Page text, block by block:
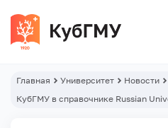
Главная Университет
Новости
КубГМУ в справочнике Russian